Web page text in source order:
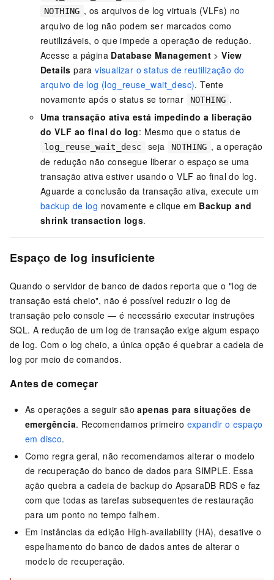
NOTHING , os arquivos de log virtuais (VLFs) no
arquivo de log não podem ser marcados como
reutilizáveis, o que impede a operação de redução.
Acesse a página Database Management >View
Details paravisualizar o status de reutilização do
arquivo de log (log_reuse_wait_desc). Tente
novamente após o status se tornar
NOTHING .
Uma transação ativa está impedindo a liberação
do VLF ao final do log: Mesmo que o status de
log_reuse_wait_desc seja NOTHING , a operação
de redução não consegue liberar o espaço se uma
transação ativa estiver usando o VLF ao final do log.
Aguarde a conclusão da transação ativa, execute um
backup de log novamente e clique em Backup and
shrink transaction logs.
Espaço de log insuficiente
Quando o servidor de banco de dados reporta que o "log de
transação está cheio", não é possível reduzir o log de
transação pelo console — é necessário executar instruções
SQL. A redução de um log de transação exige algum espaço
de log. Com o log cheio, a única opção é quebrar a cadeia de
log por meio de comandos.
Antes de começar
As operações a seguir sãoapenas para situações de
emergência. Recomendamos primeiro expandir o espaço
em disco.
Como regra geral, não recomendamos alterar o modelo
de recuperação do banco de dados para SIMPLE. Essa
ação quebra a cadeia de backup do ApsaraDB RDS e faz
com que todas as tarefas subsequentes de restauração
para um ponto no tempo falhem.
Em instâncias da edição High-availability (HA), desative o
espelhamento do banco de dados antes de alterar o
modelo de recuperação.